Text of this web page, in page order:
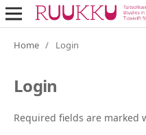
Home / Login
Login
Required fields are marked